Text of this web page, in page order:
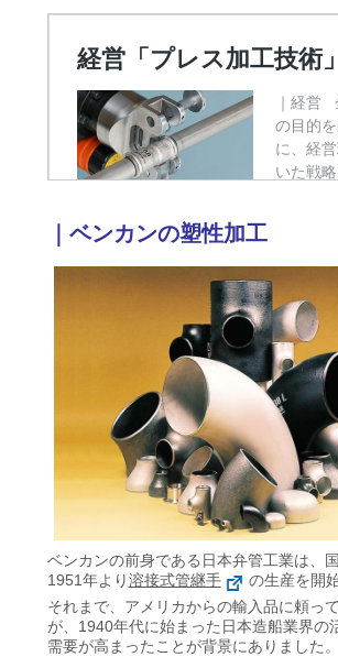
｜ベンカンの塑性加工
ベンカンの前身である日本弁管工業は、国
1951年より溶接式管継手
の生産を開
それまで、アメリカからの輸入品に頼っ
が、1940年代に始まった日本造船業界の
需要が高まったことが背景にありました。